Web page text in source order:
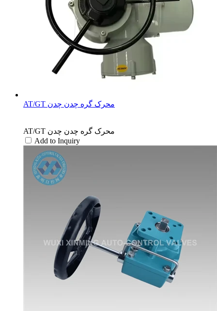
AT/GT محرک گره چدن چدن
AT/GT محرک گره چدن چدن
Add to Inquiry